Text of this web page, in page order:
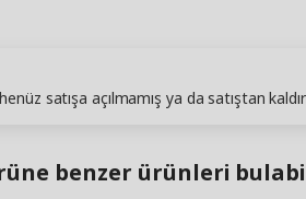
satışa açılmamış ya da satıştan
benzer ürünleri